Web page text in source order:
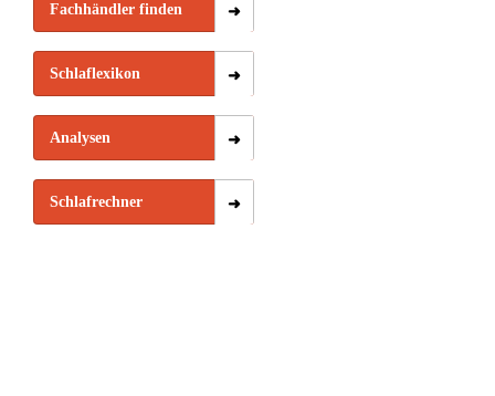
Fachhändler finden
Schlaflexikon
Analysen
Schlafrechner